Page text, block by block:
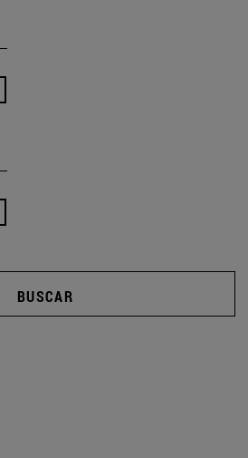
BUSCAR